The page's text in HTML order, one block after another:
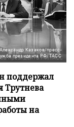
Казаков/пресс-
президента РФ/ТАСС
поддержал
Трутнева
на